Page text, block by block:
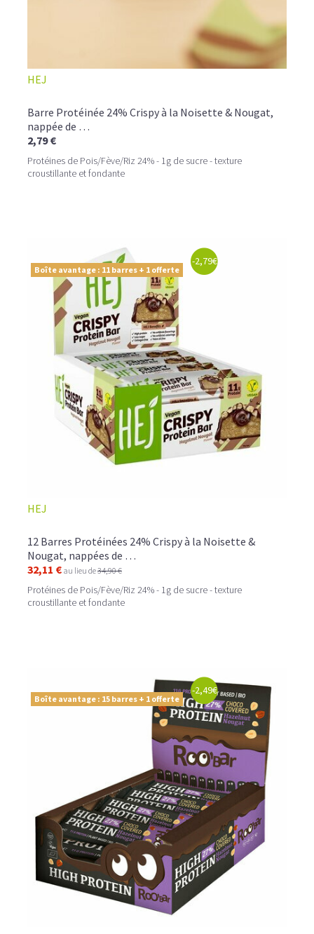
HEJ
Barre Protéinée 24% Crispy à la Noisette & Nougat,
nappée de …
2,79 €
Protéines de Pois/Fève/Riz 24% - 1g de sucre - texture
croustillante et fondante
Boîte avantage : 11 barres + 1 offerte
-2,79€
HEJ
12 Barres Protéinées 24% Crispy à la Noisette &
Nougat, nappées de …
32,11 € au lieu de34,90 €
Protéines de Pois/Fève/Riz 24% - 1g de sucre - texture
croustillante et fondante
Boîte avantage : 15 barres + 1 offerte
-2,49€